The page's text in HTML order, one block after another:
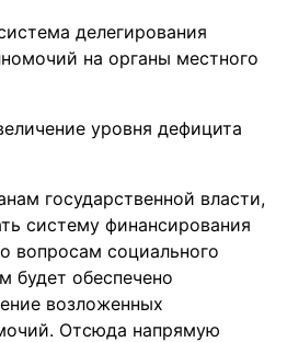
делегирования
на органы местного
уровня дефицита
государственной власти,
систему финансирования
вопросам социального
будет обеспечено
возложенных
Отсюда напрямую